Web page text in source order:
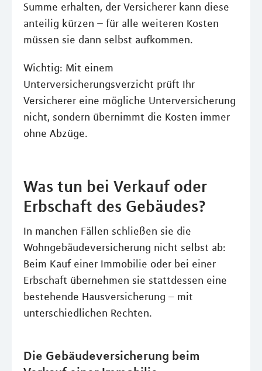
Summe erhalten, der Versicherer kann diese
anteilig kürzen – für alle weiteren Kosten
müssen sie dann selbst aufkommen.
Wichtig: Mit einem
Unterversicherungsverzicht prüft Ihr
Versicherer eine mögliche Unterversicherung
nicht, sondern übernimmt die Kosten immer
ohne Abzüge.
Was tun bei Verkauf oder
Erbschaft des Gebäudes?
In manchen Fällen schließen sie die
Wohngebäudeversicherung nicht selbst ab:
Beim Kauf einer Immobilie oder bei einer
Erbschaft übernehmen sie stattdessen eine
bestehende Hausversicherung – mit
unterschiedlichen Rechten.
Die Gebäudeversicherung beim